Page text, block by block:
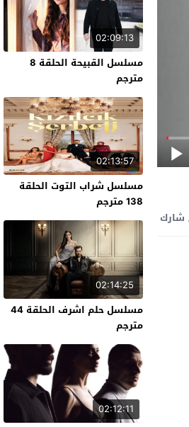
شارك
02:09:13
مسلسل القبيحة الحلقة 8
مترجم
02:13:57
مسلسل شراب التوت الحلقة
138 مترجم
02:14:25
مسلسل حلم اشرف الحلقة 44
مترجم
02:12:11